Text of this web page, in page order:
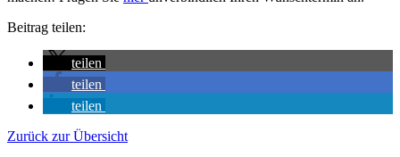
Beitrag teilen:
teilen
teilen
teilen
Zurück zur Übersicht